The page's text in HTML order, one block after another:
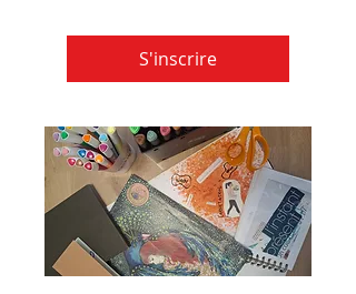
S'inscrire